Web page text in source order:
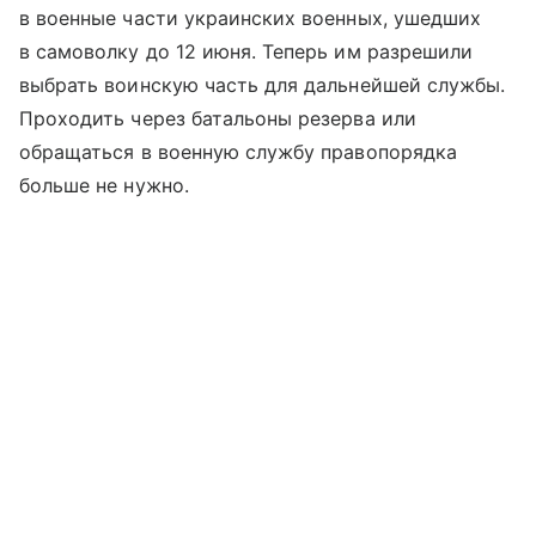
в военные части украинских военных, ушедших
в самоволку до 12 июня. Теперь им разрешили
выбрать воинскую часть для дальнейшей службы.
Проходить через батальоны резерва или
обращаться в военную службу правопорядка
больше не нужно.